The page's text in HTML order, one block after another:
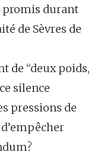
promis durant
de Sèvres de
de “deux poids,
silence
pressions de